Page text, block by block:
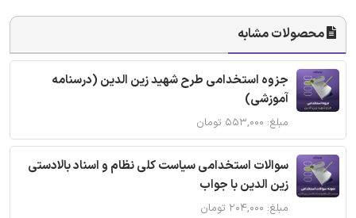
محصولات مشابه
جزوه استخدامی طرح شهید زین الدین (درسنامه
آموزشی)
مبلغ: ۵۵۳,۰۰۰ تومان
سوالات استخدامی سیاست کلی نظام و اسناد بالادستی
زین الدین با جواب
مبلغ: ۲۰۴,۰۰۰ تومان